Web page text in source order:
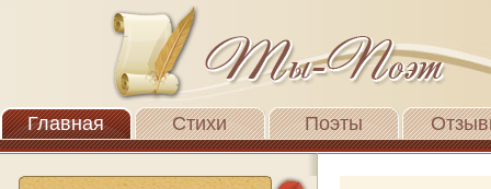
Главная Стихи Поэты